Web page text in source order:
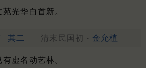
光华白首新。
其二 清末民国初 · 金允植
虚名动艺林。